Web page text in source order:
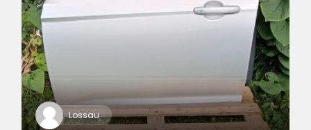
Lossau